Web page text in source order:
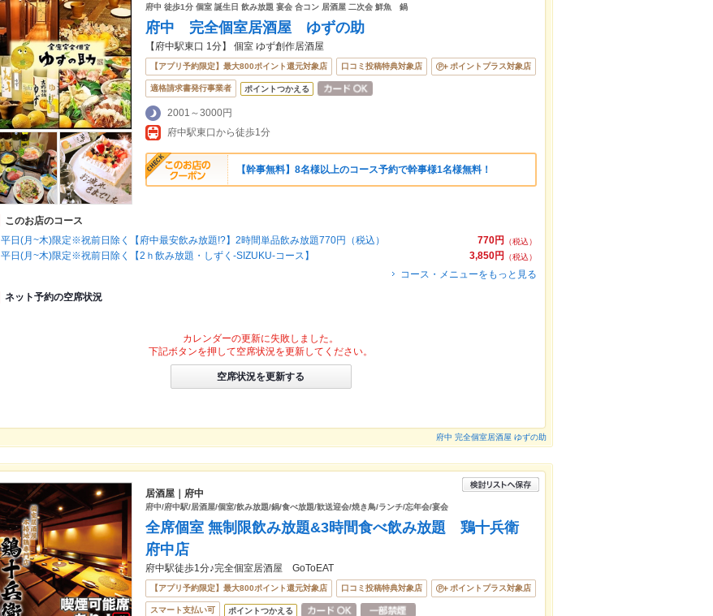
府中 徒歩1分 個室 誕生日 飲み放題 宴会 合コン 居酒屋 二次会 鮮魚 鍋
府中 完全個室居酒屋 ゆずの助
【府中駅東口 1分】 個室 ゆず創作居酒屋
【アプリ予約限定】最大800ポイント還元対象店 口コミ投稿特典対象店 ポイントプラス対象店
適格請求書発行事業者 ポイントつかえる
2001～3000円
府中駅東口から徒歩1分
【幹事無料】8名様以上のコース予約で幹事様1名様無料！
このお店のコース
770円
（税込）
平日(月~木)限定※祝前日除く【府中最安飲み放題!?】2時間単品飲み放題770円（税込）
3,850円
（税込）
平日(月~木)限定※祝前日除く【2ｈ飲み放題・しずく-SIZUKU-コース】
コース・メニューをもっと見る
ネット予約の空席状況
カレンダーの更新に失敗しました。
下記ボタンを押して空席状況を更新してください。
空席状況を更新する
府中 完全個室居酒屋 ゆずの助
居酒屋｜府中
府中/府中駅/居酒屋/個室/飲み放題/鍋/食べ放題/歓送迎会/焼き鳥/ランチ/忘年会/宴会
全席個室 無制限飲み放題&3時間食べ飲み放題 鶏十兵衛
府中店
府中駅徒歩1分♪完全個室居酒屋 GoToEAT
【アプリ予約限定】最大800ポイント還元対象店 口コミ投稿特典対象店 ポイントプラス対象店
スマート支払い可 ポイントつかえる